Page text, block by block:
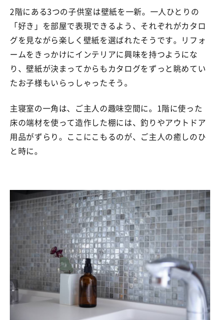
2階にある3つの子供室は壁紙を一新。一人ひとりの
「好き」を部屋で表現できるよう、それぞれがカタロ
グを見ながら楽しく壁紙を選ばれたそうです。リフォ
ームをきっかけにインテリアに興味を持つようにな
り、壁紙が決まってからもカタログをずっと眺めてい
たお子様もいらっしゃったそう。
主寝室の一角は、ご主人の趣味空間に。1階に使った
床の端材を使って造作した棚には、釣りやアウトドア
用品がずらり。ここにこもるのが、ご主人の癒しのひ
と時に。